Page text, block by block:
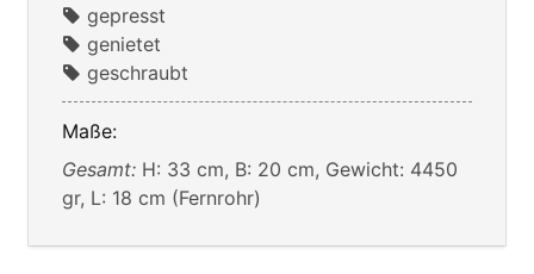
gepresst
genietet
geschraubt
Maße:
Gesamt: H: 33 cm, B: 20 cm, Gewicht: 4450
gr, L: 18 cm (Fernrohr)